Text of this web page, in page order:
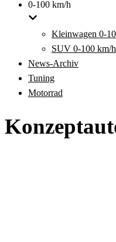
0-100 km/h
Kleinwagen 0-
SUV 0-100 km/h
News-Archiv
Tuning
Motorrad